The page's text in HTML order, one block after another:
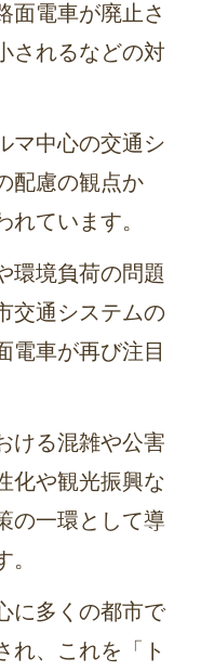
面電車が廃止さ
されるなどの対
マ中心の交通シ
配慮の観点か
れています。
環境負荷の問題
交通システムの
電車が再び注目
ける混雑や公害
化や観光振興な
の一環として導
に多くの都市で
れ、これを「ト